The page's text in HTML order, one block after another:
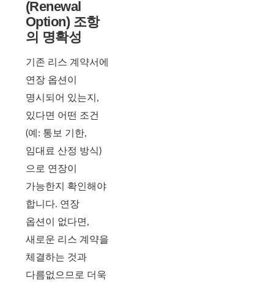
(Renewal
Option) 조항
의 명확성
기존 리스 계약서에
연장 옵션이
명시되어 있는지,
있다면 어떤 조건
(예: 통보 기한,
임대료 산정 방식)
으로 연장이
가능한지 확인해야
합니다. 연장
옵션이 없다면,
새로운 리스 계약을
체결하는 것과
다름없으므로 더욱